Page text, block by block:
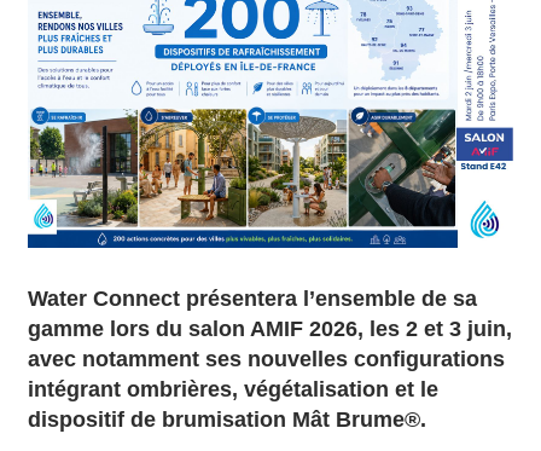
Water Connect présentera l’ensemble de sa
gamme lors du salon AMIF 2026, les 2 et 3 juin,
avec notamment ses nouvelles configurations
intégrant ombrières, végétalisation et le
dispositif de brumisation Mât Brume®.